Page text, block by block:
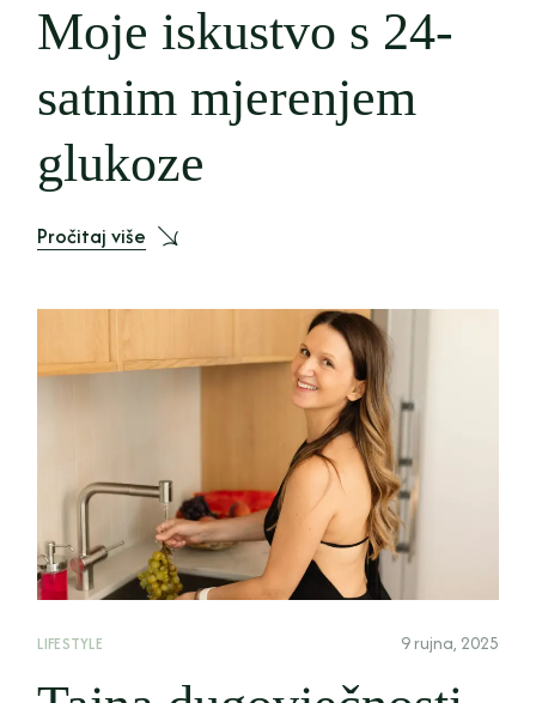
Moje iskustvo s 24-
satnim mjerenjem
glukoze
Pročitaj više
LIFESTYLE 9 rujna, 2025